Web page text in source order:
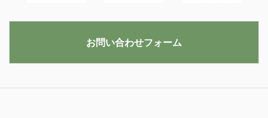
お問い合わせフォーム